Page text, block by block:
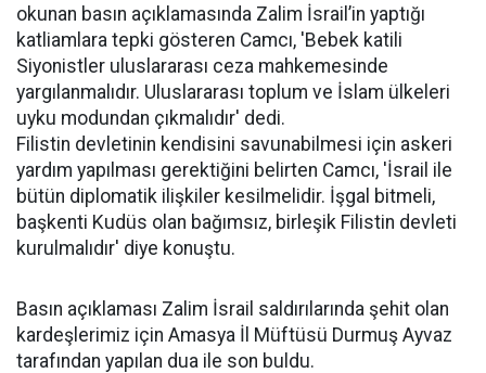
okunan basın açıklamasında Zalim İsrail’in yaptığı
katliamlara tepki gösteren Camcı, 'Bebek katili
Siyonistler uluslararası ceza mahkemesinde
yargılanmalıdır. Uluslararası toplum ve İslam ülkeleri
uyku modundan çıkmalıdır' dedi.
Filistin devletinin kendisini savunabilmesi için askeri
yardım yapılması gerektiğini belirten Camcı, 'İsrail ile
bütün diplomatik ilişkiler kesilmelidir. İşgal bitmeli,
başkenti Kudüs olan bağımsız, birleşik Filistin devleti
kurulmalıdır' diye konuştu.
Basın açıklaması Zalim İsrail saldırılarında şehit olan
kardeşlerimiz için Amasya İl Müftüsü Durmuş Ayvaz
tarafından yapılan dua ile son buldu.